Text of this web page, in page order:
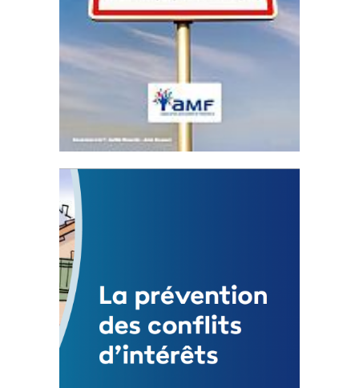
Statut de l’élu local
3 avril 2024
Mise à jour avril 2024
FEUILLETER